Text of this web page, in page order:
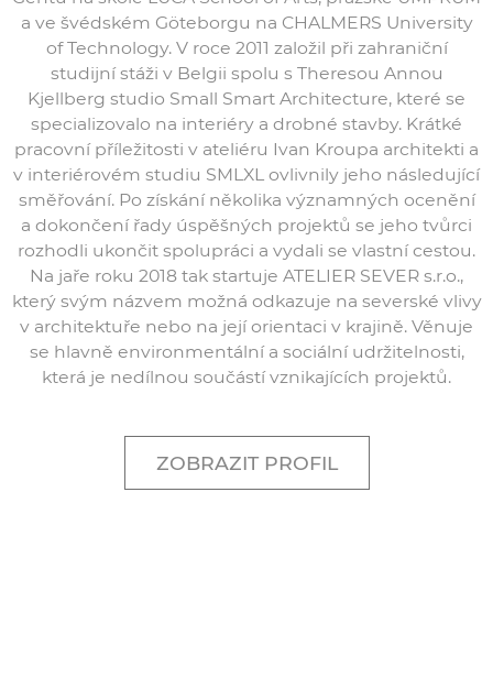
a ve švédském Göteborgu na CHALMERS University
of Technology. V roce 2011 založil při zahraniční
studijní stáži v Belgii spolu s Theresou Annou
Kjellberg studio Small Smart Architecture, které se
specializovalo na interiéry a drobné stavby. Krátké
pracovní příležitosti v ateliéru Ivan Kroupa architekti a
v interiérovém studiu SMLXL ovlivnily jeho následující
směřování. Po získání několika významných ocenění
a dokončení řady úspěšných projektů se jeho tvůrci
rozhodli ukončit spolupráci a vydali se vlastní cestou.
Na jaře roku 2018 tak startuje ATELIER SEVER s.r.o.,
který svým názvem možná odkazuje na severské vlivy
v architektuře nebo na její orientaci v krajině. Věnuje
se hlavně environmentální a sociální udržitelnosti,
která je nedílnou součástí vznikajících projektů.
ZOBRAZIT PROFIL